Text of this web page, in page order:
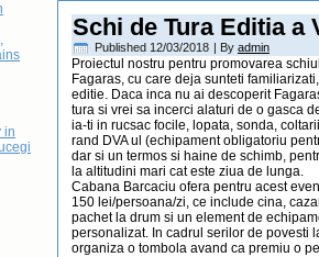
in
Schi de Tura Editia a
Published 12/03/2018 | By admin
Proiectul nostru pentru promovarea
Fagaras, cu care deja sunteti
editie. Daca inca nu ai descoperit
tura si vrei sa incerci alaturi de o gasca
ia-ti in rucsac focile, lopata, sonda,
rand DVA ul (echipament obligatoriu
dar si un termos si haine de schimb,
la altitudini mari cat este ziua de lunga.
Cabana Barcaciu ofera pentru acest
150 lei/persoana/zi, ce include cina,
pachet la drum si un element de
personalizat. In cadrul serilor de povesti
organiza o tombola avand ca premiu o